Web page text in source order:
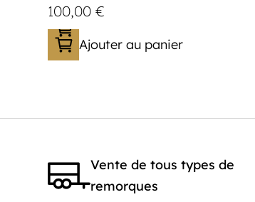
100,00€
Ajouter au panier
Vente de tous types de
remorques